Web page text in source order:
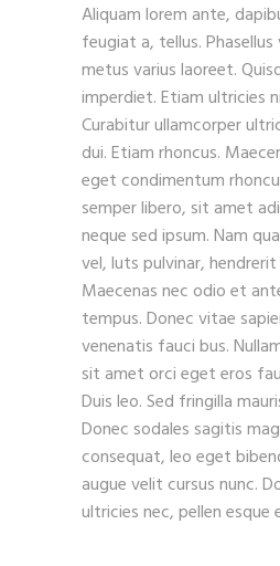
Aliquam lorem ante,
feugiat a, tellus.
metus varius laoreet.
imperdiet. Etiam ultricies
Curabitur ullamcorper
dui. Etiam rhoncus.
eget condimentum
semper libero, sit amet
neque sed ipsum. Nam
vel, luts pulvinar,
Maecenas nec odio et
tempus. Donec vitae
venenatis fauci bus.
sit amet orci eget eros
Duis leo. Sed fringilla
Donec sodales sagitis
consequat, leo eget
augue velit cursus nunc.
ultricies nec, pellen esque